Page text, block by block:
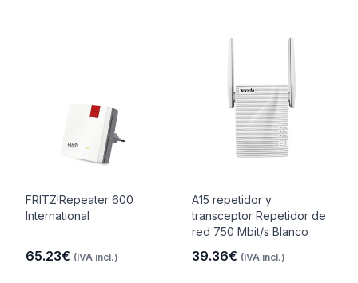
FRITZ!Repeater 600
International
65.23€ (IVA incl.)
A15 repetidor y
transceptor Repetidor de
red 750 Mbit/s Blanco
39.36€ (IVA incl.)